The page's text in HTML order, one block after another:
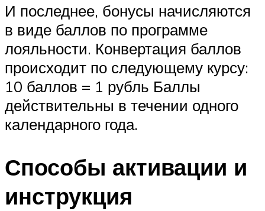
И последнее, бонусы начисляются
в виде баллов по программе
лояльности. Конвертация баллов
происходит по следующему курсу:
10 баллов = 1 рубль Баллы
действительны в течении одного
календарного года.
Способы активации и
инструкция